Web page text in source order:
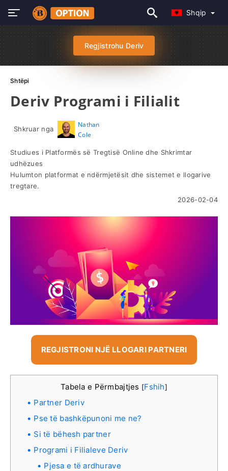
Shqip
Regjistrohu Deriv
Shtëpi
Deriv Programi i Filialit
Shkruar nga
Nathan
Cole
Studiues i Platformës së Tregtisë Online dhe Shkrimtar
udhëzues
Hulumton platformat e ndërmjetësit dhe sistemet e llogarive
tregtare.
2026-02-04
REGJISTRONI NJË LLOGARI PARTNERI
Tabela e Përmbajtjes [Fshih]
Partner Deriv
Pse të bashkëpunoni me ne?
Si të bëhesh partner
Programi i Filialeve Deriv
Pjesa e të ardhurave